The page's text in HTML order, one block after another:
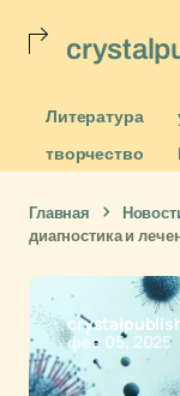
Литература
творчество
Главная
диагностика и
фев 05, 2025